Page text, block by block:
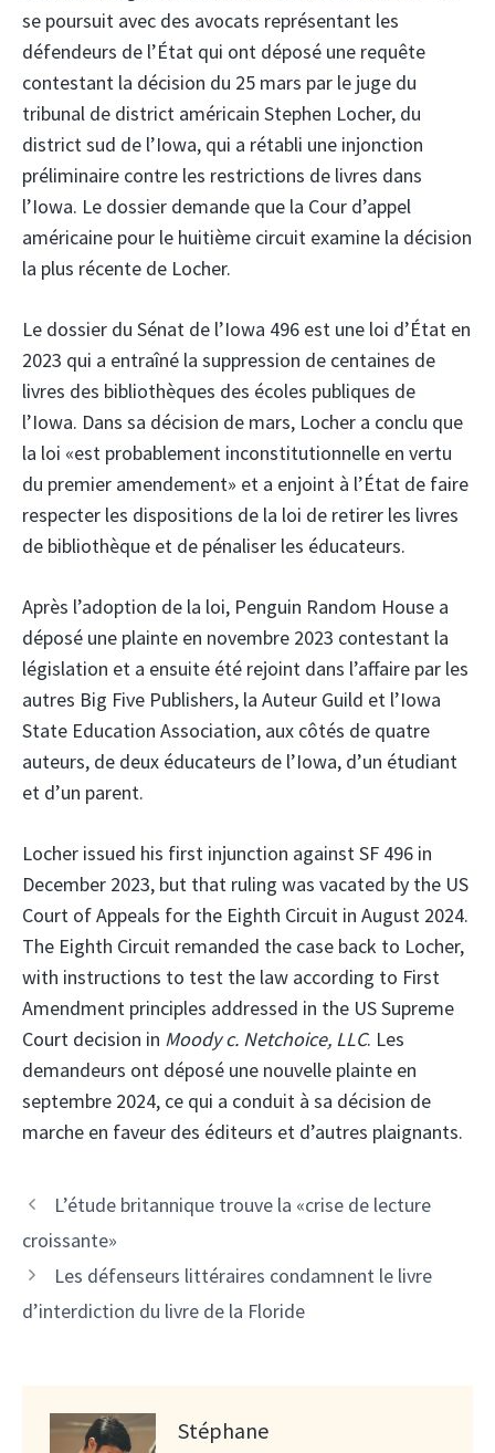
se poursuit avec des avocats représentant les
défendeurs de l’État qui ont déposé une requête
contestant la décision du 25 mars par le juge du
tribunal de district américain Stephen Locher, du
district sud de l’Iowa, qui a rétabli une injonction
préliminaire contre les restrictions de livres dans
l’Iowa. Le dossier demande que la Cour d’appel
américaine pour le huitième circuit examine la décision
la plus récente de Locher.
Le dossier du Sénat de l’Iowa 496 est une loi d’État en
2023 qui a entraîné la suppression de centaines de
livres des bibliothèques des écoles publiques de
l’Iowa. Dans sa décision de mars, Locher a conclu que
la loi «est probablement inconstitutionnelle en vertu
du premier amendement» et a enjoint à l’État de faire
respecter les dispositions de la loi de retirer les livres
de bibliothèque et de pénaliser les éducateurs.
Après l’adoption de la loi, Penguin Random House a
déposé une plainte en novembre 2023 contestant la
législation et a ensuite été rejoint dans l’affaire par les
autres Big Five Publishers, la Auteur Guild et l’Iowa
State Education Association, aux côtés de quatre
auteurs, de deux éducateurs de l’Iowa, d’un étudiant
et d’un parent.
Locher issued his first injunction against SF 496 in
December 2023, but that ruling was vacated by the US
Court of Appeals for the Eighth Circuit in August 2024.
The Eighth Circuit remanded the case back to Locher,
with instructions to test the law according to First
Amendment principles addressed in the US Supreme
Court decision in Moody c. Netchoice, LLC. Les
demandeurs ont déposé une nouvelle plainte en
septembre 2024, ce qui a conduit à sa décision de
marche en faveur des éditeurs et d’autres plaignants.
L’étude britannique trouve la «crise de lecture
croissante»
Les défenseurs littéraires condamnent le livre
d’interdiction du livre de la Floride
Stéphane